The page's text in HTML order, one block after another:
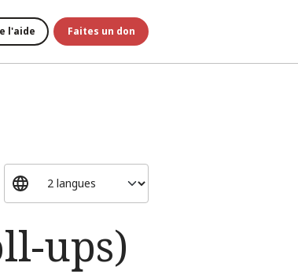
l'aide Faites un don
ups)